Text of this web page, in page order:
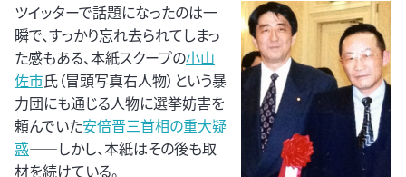
ツイッターで話題になったのは一
瞬で、すっかり忘れ去られてしまっ
た感もある、本紙スクープの小山
佐市氏（冒頭写真右人物）という暴
力団にも通じる人物に選挙妨害を
頼んでいた安倍晋三首相の重大疑
惑――しかし、本紙はその後も取
材を続けている。